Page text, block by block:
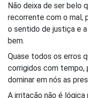
Não deixa de ser belo
recorrente com o mal,
o sentido de justiça e
bem.
Quase todos os erros
corrigidos com tempo,
dominar em nós as
A irritação não é